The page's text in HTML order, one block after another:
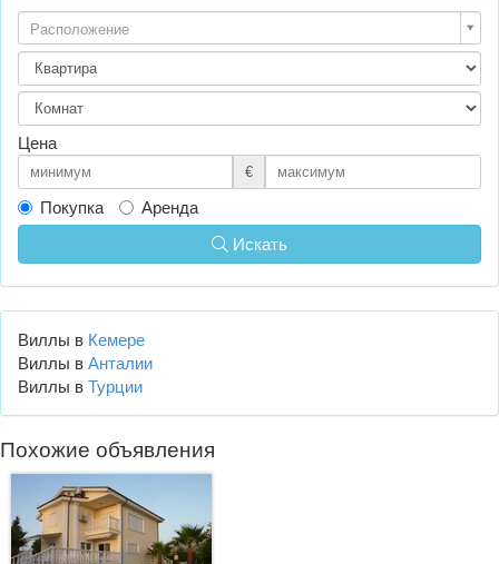
Расположение
Цена
€
Покупка
Аренда
Искать
Виллы в Кемере
Виллы в Анталии
Виллы в Турции
Похожие объявления